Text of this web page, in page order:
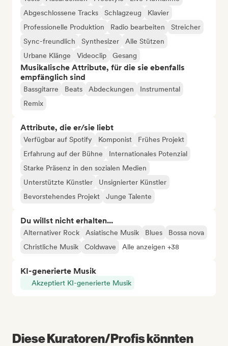
Abgeschlossene Tracks
Schlagzeug
Klavier
Professionelle Produktion
Radio bearbeiten
Streicher
Sync-freundlich
Synthesizer
Alle Stützen
Urbane Klänge
Videoclip Gesang
Musikalische Attribute, für die sie ebenfalls
empfänglich sind
Bassgitarre Beats Abdeckungen
Instrumental
Remix
Attribute, die er/sie liebt
Verfügbar auf Spotify Komponist
Frühes Projekt
Erfahrung auf der Bühne
Internationales Potenzial
Starke Präsenz in den sozialen Medien
Unterstützte Künstler
Unsignierter Künstler
Bevorstehendes Projekt
Junge Talente
Du willst nicht erhalten...
Alternativer Rock Asiatische Musik Blues
Bossa nova
Christliche Musik
Coldwave Alle anzeigen +38
KI-generierte Musik
Akzeptiert KI-generierte Musik
Diese Kuratoren/Profis könnten